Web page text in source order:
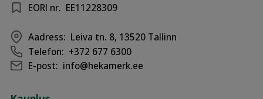
EORI nr. EE11228309
Aadress: Leiva tn. 8, 13520 Tallinn
Telefon: +372 677 6300
E-post: info@hekamerk.ee